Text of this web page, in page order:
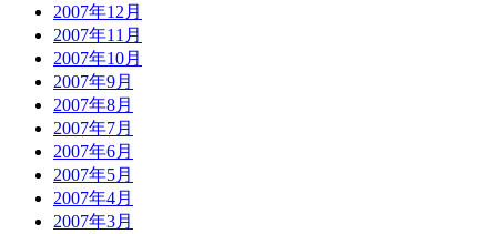
2007年12月
2007年11月
2007年10月
2007年9月
2007年8月
2007年7月
2007年6月
2007年5月
2007年4月
2007年3月